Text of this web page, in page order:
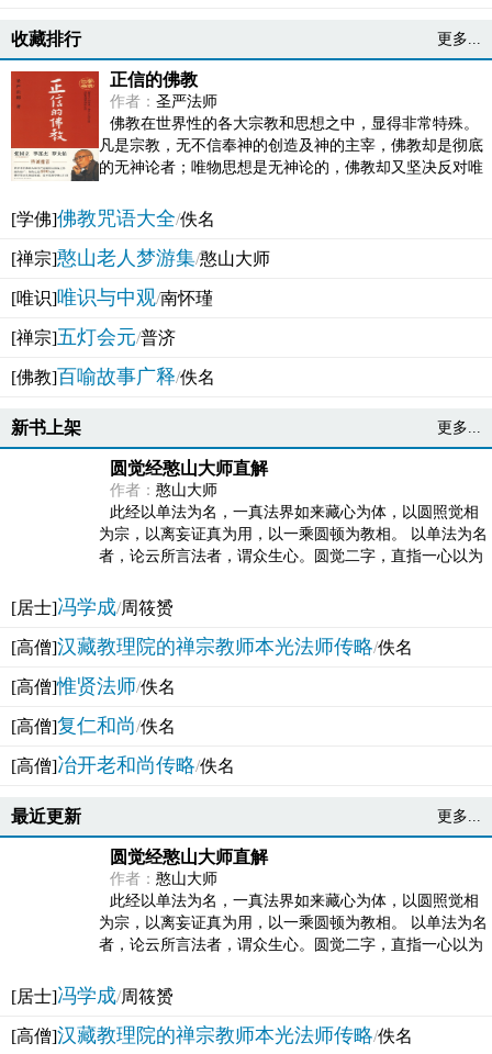
收藏排行 更多...
正信的佛教
作者： 圣严法师
佛教在世界性的各大宗教和思想之中，显得非常特殊。
凡是宗教，无不信奉神的创造及神的主宰，佛教却是彻底
的无神论者；唯物思想是无神论的，佛教却又坚决反对唯
[学佛]佛教咒语大全/佚名
[禅宗]憨山老人梦游集/憨山大师
[唯识]唯识与中观/南怀瑾
[禅宗]五灯会元/普济
[佛教]百喻故事广释/佚名
新书上架 更多...
圆觉经憨山大师直解
作者： 憨山大师
此经以单法为名，一真法界如来藏心为体，以圆照觉相
为宗，以离妄证真为用，以一乘圆顿为教相。 以单法为名
者，论云所言法者，谓众生心。圆觉二字，直指一心以为
[居士]冯学成/周筱赟
[高僧]汉藏教理院的禅宗教师本光法师传略/佚名
[高僧]惟贤法师/佚名
[高僧]复仁和尚/佚名
[高僧]冶开老和尚传略/佚名
最近更新 更多...
圆觉经憨山大师直解
作者： 憨山大师
此经以单法为名，一真法界如来藏心为体，以圆照觉相
为宗，以离妄证真为用，以一乘圆顿为教相。 以单法为名
者，论云所言法者，谓众生心。圆觉二字，直指一心以为
[居士]冯学成/周筱赟
[高僧]汉藏教理院的禅宗教师本光法师传略/佚名